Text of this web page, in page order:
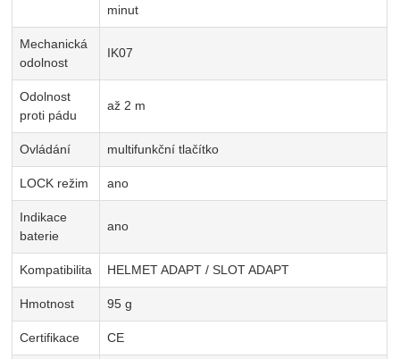
minut
Mechanická
odolnost
IK07
Odolnost
proti pádu
až 2 m
Ovládání multifunkční tlačítko
LOCK režim ano
Indikace
baterie
ano
Kompatibilita HELMET ADAPT / SLOT ADAPT
Hmotnost 95 g
Certifikace CE